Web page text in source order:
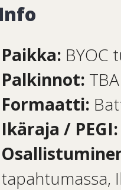
Info
Paikka: BYOC
Palkinnot: TBA
Formaatti:
Ikäraja /